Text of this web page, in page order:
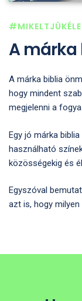
A márka
A márka biblia
hogy mindent
megjelenni a
Egy jó márka
használható
közösségekig és
Egyszóval
azt is, hogy